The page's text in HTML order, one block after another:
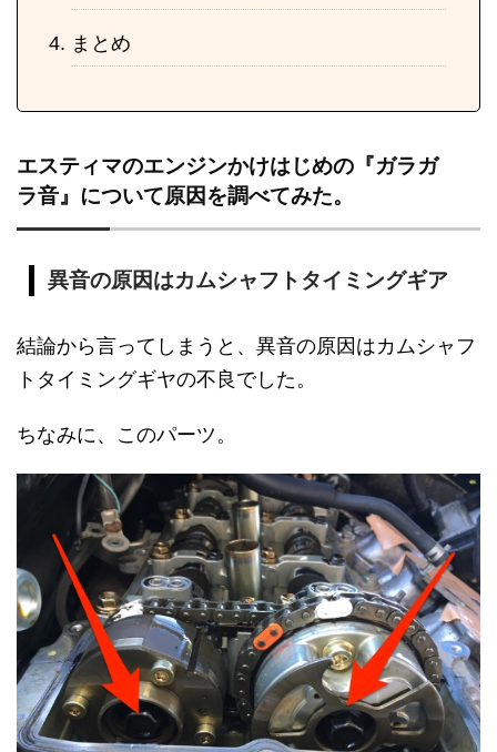
まとめ
エスティマのエンジンかけはじめの『ガラガ
ラ音』について原因を調べてみた。
異音の原因はカムシャフトタイミングギア
結論から言ってしまうと、異音の原因はカムシャフ
トタイミングギヤの不良でした。
ちなみに、このパーツ。